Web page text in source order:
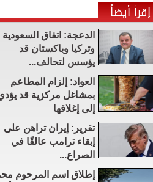
إقرأ أيضاً
الدعجة: اتفاق السعودية
وتركيا وباكستان قد
يؤسس لتحالف...
العواد: إلزام المطاعم
بمشاغل مركزية قد
إلى إغلاقها
تقرير: إيران تراهن على
إبقاء ترامب عالقًا في
الصراع...
إطلاق اسم المرحوم